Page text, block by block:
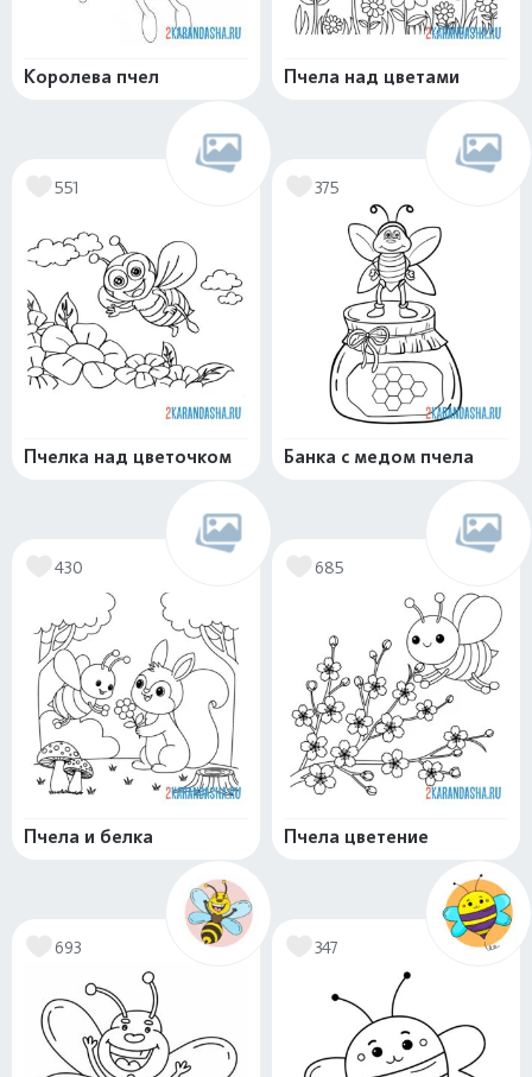
Королева пчел Пчела над цветами
551
Пчелка над цветочком
375
Банка с медом пчела
430
Пчела и белка
685
Пчела цветение
693 347